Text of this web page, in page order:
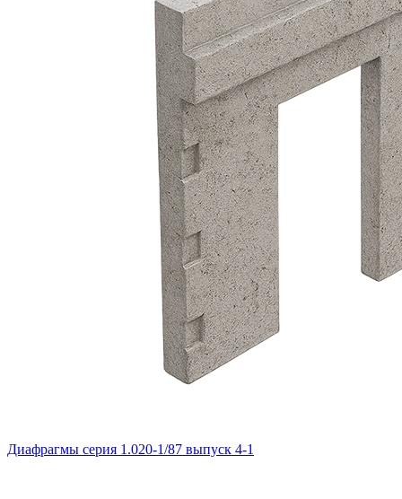
Диафрагмы серия 1.020-1/87 выпуск 4-1